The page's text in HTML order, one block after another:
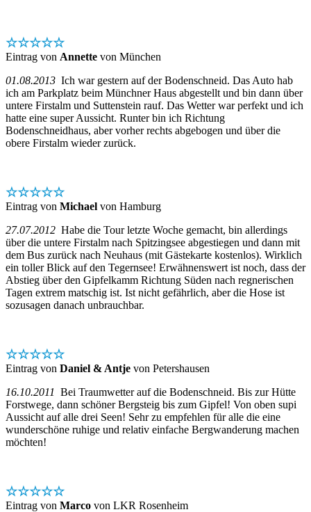
☆☆☆☆☆
Eintrag von Annette von München
01.08.2013 Ich war gestern auf der Bodenschneid. Das Auto hab
ich am Parkplatz beim Münchner Haus abgestellt und bin dann über
untere Firstalm und Suttenstein rauf. Das Wetter war perfekt und ich
hatte eine super Aussicht. Runter bin ich Richtung
Bodenschneidhaus, aber vorher rechts abgebogen und über die
obere Firstalm wieder zurück.
☆☆☆☆☆
Eintrag von Michael von Hamburg
27.07.2012 Habe die Tour letzte Woche gemacht, bin allerdings
über die untere Firstalm nach Spitzingsee abgestiegen und dann mit
dem Bus zurück nach Neuhaus (mit Gästekarte kostenlos). Wirklich
ein toller Blick auf den Tegernsee! Erwähnenswert ist noch, dass der
Abstieg über den Gipfelkamm Richtung Süden nach regnerischen
Tagen extrem matschig ist. Ist nicht gefährlich, aber die Hose ist
sozusagen danach unbrauchbar.
☆☆☆☆☆
Eintrag von Daniel & Antje von Petershausen
16.10.2011 Bei Traumwetter auf die Bodenschneid. Bis zur Hütte
Forstwege, dann schöner Bergsteig bis zum Gipfel! Von oben supi
Aussicht auf alle drei Seen! Sehr zu empfehlen für alle die eine
wunderschöne ruhige und relativ einfache Bergwanderung machen
möchten!
☆☆☆☆☆
Eintrag von Marco von LKR Rosenheim